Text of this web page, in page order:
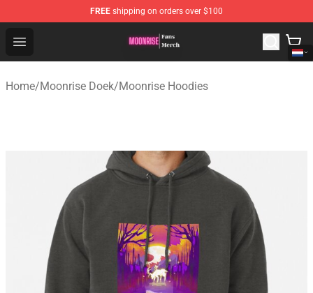
FREE shipping on orders over $100
Open menu
Moonrise Store - Official Moonrise Merchandise Shop
Home/Moonrise Doek/Moonrise Hoodies